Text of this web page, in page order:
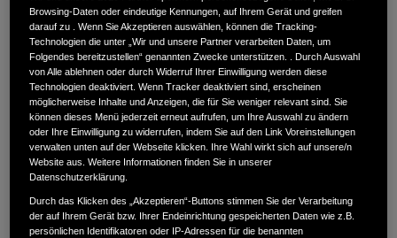
BERNHARD NAWROT
Beckumer Str. 127-133,59229,Ahlen
ANFAHRTSBESCHREIBUNG ANFORDERN
WEBSITE
Browsing-Daten oder eindeutige Kennungen, auf Ihrem Gerät und greifen
darauf zu . Wenn Sie Akzeptieren auswählen, können die Tracking-
Technologien die unter „Wir und unsere Partner verarbeiten Daten, um
Folgendes bereitzustellen“ genannten Zwecke unterstützen. . Durch Auswahl
von Alle ablehnen oder durch Widerruf Ihrer Einwilligung werden diese
Technologien deaktiviert. Wenn Tracker deaktiviert sind, erscheinen
möglicherweise Inhalte und Anzeigen, die für Sie weniger relevant sind. Sie
können dieses Menü jederzeit erneut aufrufen, um Ihre Auswahl zu ändern
oder Ihre Einwilligung zu widerrufen, indem Sie auf den Link Voreinstellungen
verwalten unten auf der Webseite klicken. Ihre Wahl wirkt sich auf unsere/n
Website aus. Weitere Informationen finden Sie in unserer
Datenschutzerklärung.
Durch das Klicken des „Akzeptieren“-Buttons stimmen Sie der Verarbeitung
der auf Ihrem Gerät bzw. Ihrer Endeinrichtung gespeicherten Daten wie z.B.
persönlichen Identifikatoren oder IP-Adressen für die benannten